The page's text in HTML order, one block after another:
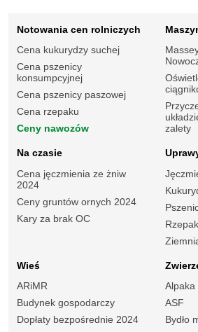
Notowania cen rolniczych
Cena kukurydzy suchej
Cena pszenicy
konsumpcyjnej
Cena pszenicy paszowej
Cena rzepaku
Ceny nawozów
zalety
Na czasie
Cena jęczmienia ze żniw
2024
Ceny gruntów ornych 2024
Kary za brak OC
Rzepak
Wieś
ARiMR
Budynek gospodarczy
Dopłaty bezpośrednie 2024
Alpaka
ASF
Bydło